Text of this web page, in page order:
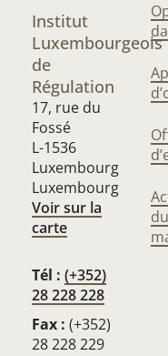
Institut
Luxembourgeois
de
Régulation
17, rue du
Fossé
L-1536
Luxembourg
Luxembourg
Voir sur la
carte
Tél : (+352)
28 228 228
Fax : (+352)
28 228 229
du